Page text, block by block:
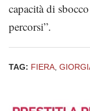
capacità di
percorsi”.
TAG: FIERA